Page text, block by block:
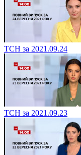
ТСН за 2021.09.24
ТСН за 2021.09.23